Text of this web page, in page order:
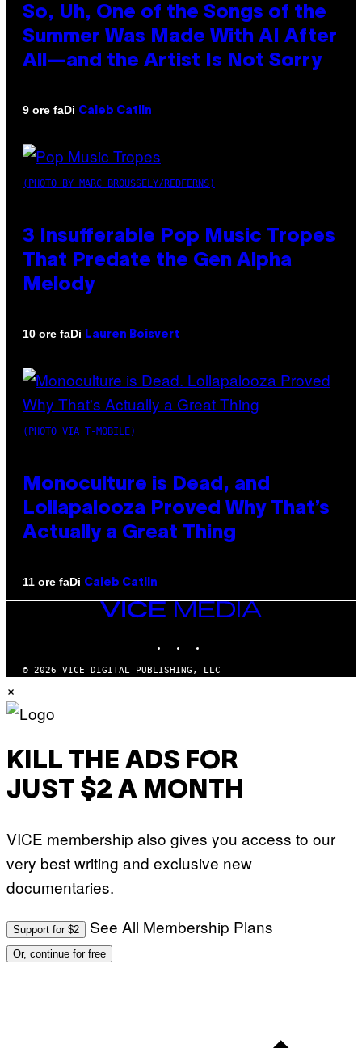
So, Uh, One of the Songs of the
Summer Was Made With AI After
All—and the Artist Is Not Sorry
9 ore faDi Caleb Catlin
(PHOTO BY MARC BROUSSELY/REDFERNS)
3 Insufferable Pop Music Tropes
That Predate the Gen Alpha
Melody
10 ore faDi Lauren Boisvert
(PHOTO VIA T-MOBILE)
Monoculture is Dead, and
Lollapalooza Proved Why That’s
Actually a Great Thing
11 ore faDi Caleb Catlin
VICE
MEDIA
© 2026 VICE DIGITAL PUBLISHING, LLC
×
KILL THE ADS FOR
JUST $2 A MONTH
VICE membership also gives you access to our
very best writing and exclusive new
documentaries.
Support for $2 See All Membership Plans
Or, continue for free